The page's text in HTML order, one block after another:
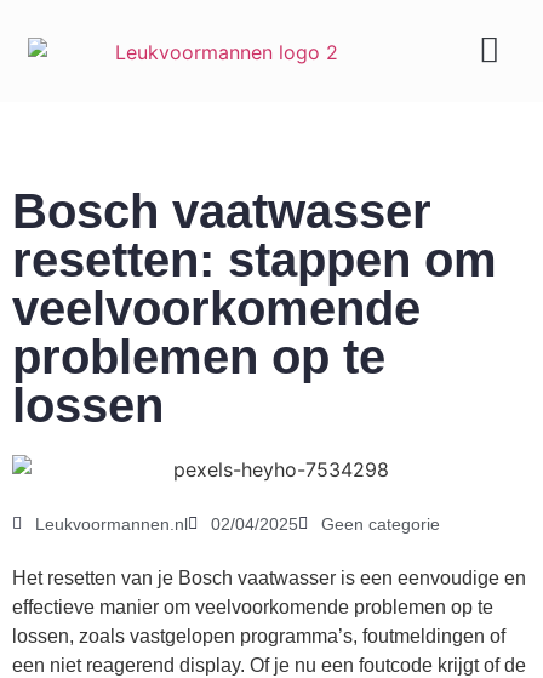
Bosch vaatwasser
resetten: stappen om
veelvoorkomende
problemen op te
lossen
Leukvoormannen.nl 02/04/2025 Geen categorie
Het resetten van je Bosch vaatwasser is een eenvoudige en
effectieve manier om veelvoorkomende problemen op te
lossen, zoals vastgelopen programma’s, foutmeldingen of
een niet reagerend display. Of je nu een foutcode krijgt of de